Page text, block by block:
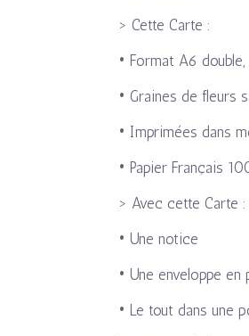
> Cette Carte :
• Format A6
• Graines de fleurs
• Imprimées dans
• Papier Français
> Avec cette Carte :
• Une notice
• Une enveloppe
• Le tout dans une